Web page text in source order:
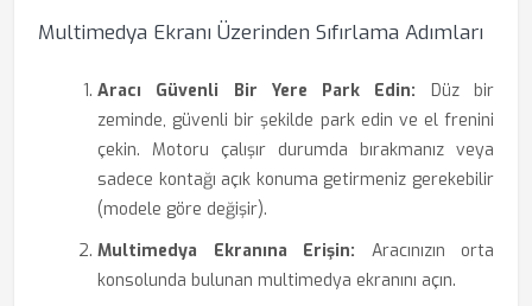
Multimedya Ekranı Üzerinden Sıfırlama Adımları
Aracı Güvenli Bir Yere Park Edin: Düz bir
zeminde, güvenli bir şekilde park edin ve el frenini
çekin. Motoru çalışır durumda bırakmanız veya
sadece kontağı açık konuma getirmeniz gerekebilir
(modele göre değişir).
Multimedya Ekranına Erişin: Aracınızın orta
konsolunda bulunan multimedya ekranını açın.